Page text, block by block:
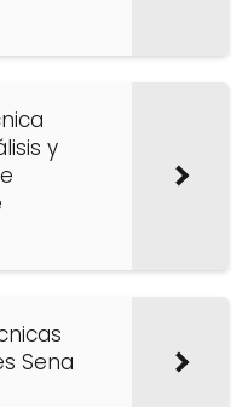
y
Sena